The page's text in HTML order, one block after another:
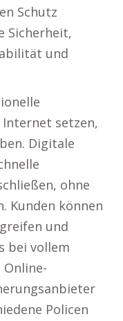
Schutz
Sicherheit,
und
setzen,
Digitale
ohne
Kunden können
und
bei vollem
Policen